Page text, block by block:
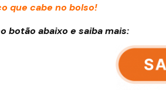
que cabe no bolso!
botão abaixo e saiba mais: